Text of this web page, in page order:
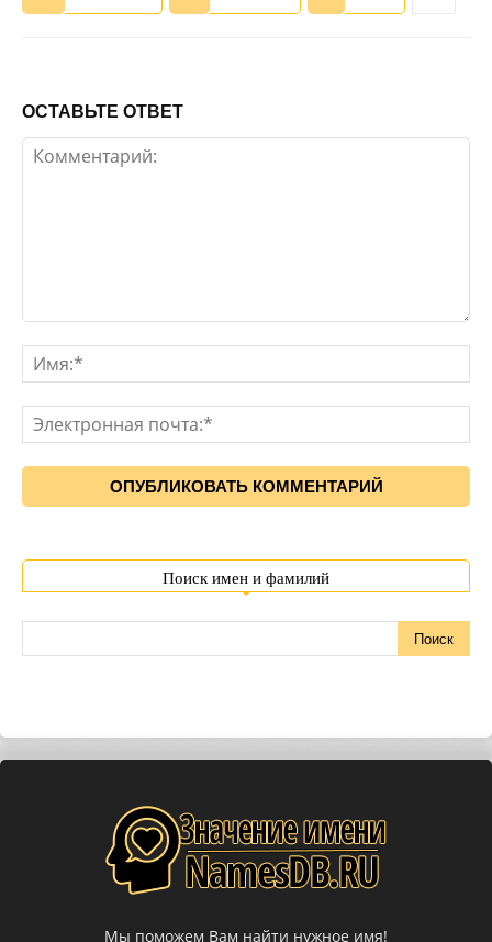
ОСТАВЬТЕ ОТВЕТ
Поиск имен и фамилий
Мы поможем Вам найти нужное имя!